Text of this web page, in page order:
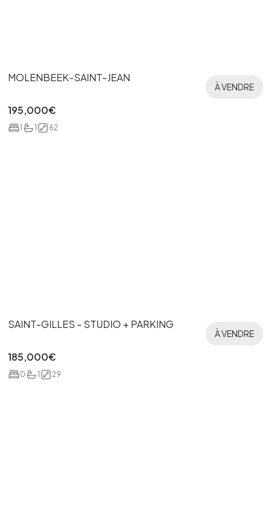
MOLENBEEK-SAINT-JEAN
À VENDRE
195,000€
1 1 62
SAINT-GILLES - STUDIO + PARKING
À VENDRE
185,000€
0 1 29